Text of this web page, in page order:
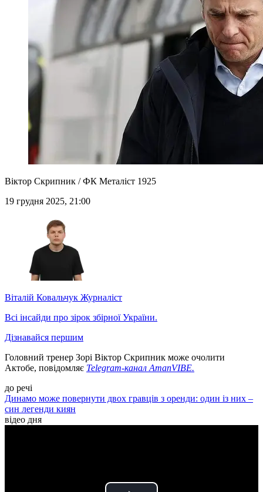
Віктор Скрипник / ФК Металіст 1925
19 грудня 2025, 21:00
Віталій Ковальчук Журналіст
Всі інсайди про зірок збірної України.
Дізнавайся першим
Головний тренер Зорі Віктор Скрипник може очолити
Актобе, повідомляє Telegram-канал AmanVIBE.
до речі
Динамо може повернути двох гравців з оренди: один із них –
син легенди киян
відео дня